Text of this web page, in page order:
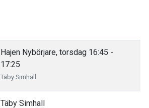
Hajen Nybörjare, torsdag 16:45 -
17:25
Täby Simhall
Täby Simhall